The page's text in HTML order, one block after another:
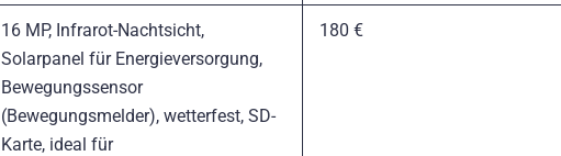
16 MP, Infrarot-Nachtsicht,
Solarpanel für Energieversorgung,
Bewegungssensor
(Bewegungsmelder), wetterfest, SD-
Karte, ideal für
180 €